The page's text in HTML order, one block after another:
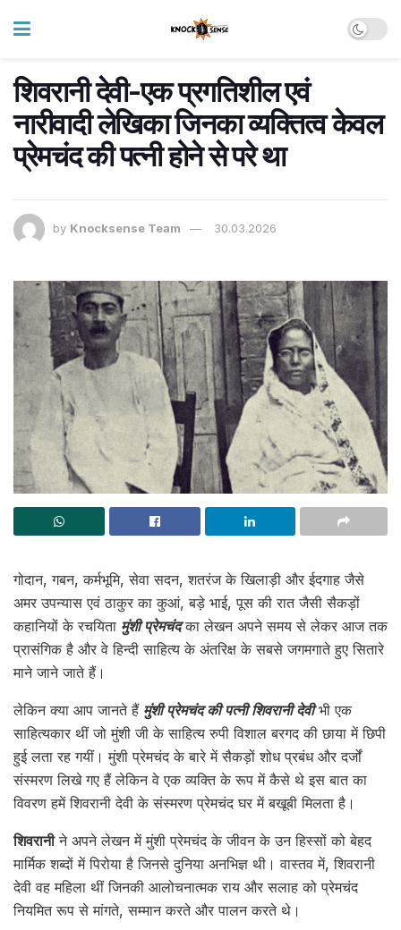
शिवरानी देवी-एक प्रगतिशील एवं
नारीवादी लेखिका जिनका व्यक्तित्व केवल
प्रेमचंद की पत्नी होने से परे था
by Knocksense Team 30.03.2026
गोदान, गबन, कर्मभूमि, सेवा सदन, शतरंज के खिलाड़ी और ईदगाह जैसे
अमर उपन्यास एवं ठाकुर का कुआं, बड़े भाई, पूस की रात जैसी सैकड़ों
कहानियों के रचयिता मुंशी प्रेमचंदका लेखन अपने समय से लेकर आज तक
प्रासंगिक है और वे हिन्दी साहित्य के अंतरिक्ष के सबसे जगमगाते हुए सितारे
माने जाने जाते हैं।
लेकिन क्या आप जानते हैं मुंशी प्रेमचंद की पत्नी शिवरानी देवीभी एक
साहित्यकार थीं जो मुंशी जी के साहित्य रुपी विशाल बरगद की छाया में छिपी
हुई लता रह गयीं। मुंशी प्रेमचंद के बारे में सैकड़ों शोध प्रबंध और दर्जों
संस्मरण लिखे गए हैं लेकिन वे एक व्यक्ति के रूप में कैसे थे इस बात का
विवरण हमें शिवरानी देवी के संस्मरण प्रेमचंद घर में बखूबी मिलता है।
शिवरानीने अपने लेखन में मुंशी प्रेमचंद के जीवन के उन हिस्सों को बेहद
मार्मिक शब्दों में पिरोया है जिनसे दुनिया अनभिज्ञ थी। वास्तव में, शिवरानी
देवी वह महिला थीं जिनकी आलोचनात्मक राय और सलाह को प्रेमचंद
नियमित रूप से मांगते, सम्मान करते और पालन करते थे।